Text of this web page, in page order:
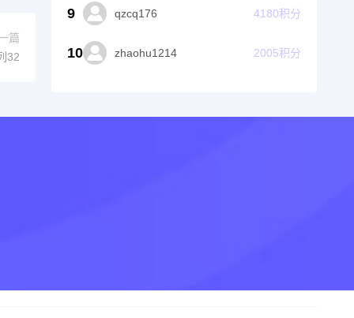
篇
32
9 qzcq176 4180积分
10 zhaohu1214 2005积分